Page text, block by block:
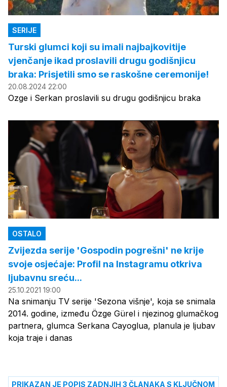
SERIJE
Turski glumci koji su imali najbajkovitije
vjenčanje ikad proslavili drugu godišnjicu
braka: Prisjetili smo se raskošne ceremonije!
20.08.2024 22:00
Ozge i Serkan proslavili su drugu godišnjicu braka
OSTALO
Zvijezda serije 'Gospodin pogrešni' ne krije
svoje osjećaje: Profil na Instagramu otkriva
ljubavnu sreću...
25.10.2021 19:00
Na snimanju TV serije 'Sezona višnje', koja se snimala
2014. godine, između Özge Gürel i njezinog glumačkog
partnera, glumca Serkana Cayoglua, planula je ljubav
koja traje i danas
PRIKAZAN JE POPIS ZADNJIH 3 ČLANAKA S KLJUČNOM